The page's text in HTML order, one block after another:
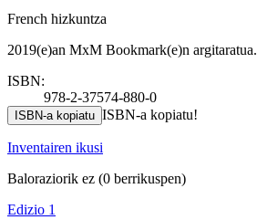
French hizkuntza
2019(e)an MxM Bookmark(e)n argitaratua.
ISBN:
978-2-37574-880-0
ISBN-a kopiatu ISBN-a kopiatu!
Inventairen ikusi
Baloraziorik ez (0 berrikuspen)
Edizio 1